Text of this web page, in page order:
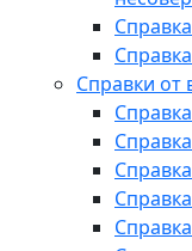
Справки от